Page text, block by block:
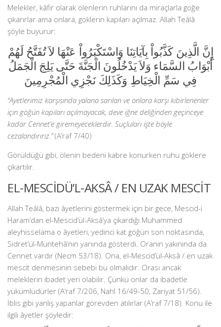
Melekler, kâfir olarak ölenlerin ruhlarını da miraçlarla göğe
çıkarırlar ama onlara, göklerin kapıları açılmaz. Allah Teâlâ
şöyle buyurur:
إِنَّ الَّذِينَ كَذَّبُواْ بِآيَاتِنَا وَاسْتَكْبَرُواْ عَنْهَا لاَ تُفَتَّحُ لَهُمْ
أَبْوَابُ السَّمَاء وَلاَ يَدْخُلُونَ الْجَنَّةَ حَتَّى يَلِجَ الْجَمَلُ
فِي سَمِّ الْخِيَاطِ وَكَذَلِكَ نَجْزِي الْمُجْرِمِينَ
“Ayetlerimiz karşısında yalana sarılan ve onlara karşı kibirlenenler
için göğün kapıları açılmayacak, deve iğne deliğinden geçinceye
kadar Cennet’e giremeyeceklerdir. Suçluları işte böyle
cezalandırırız.”(A’raf 7/40)
Görüldüğü gibi, ölenin bedeni kabre konurken ruhu göklere
çıkartılır.
EL-MESCİDÜ’L-AKSÂ / EN UZAK MESCİT
Allah Teâlâ, bazı âyetlerini göstermek için bir gece, Mescid-i
Haram’dan el-Mescid’ül-Aksâ’ya çıkardığı Muhammed
aleyhisselama o âyetleri, yedinci kat göğün son noktasında,
Sidret’ül-Müntehâ’nın yanında gösterdi. Oranın yakınında da
Cennet vardır (Necm 53/18). Ona, el-Mescid’ül-Aksâ / en uzak
mescit denmesinin sebebi bu olmalıdır. Orası ancak
meleklerin ibadet yeri olabilir. Çünkü onlar da ibadetle
yükümlüdürler (A’raf 7/206, Nahl 16/49-50, Zariyat 51/56).
İblis gibi yanlış yapanlar görevden atılırlar (A’raf 7/18). Konu ile
ilgili âyetler şöyledir: